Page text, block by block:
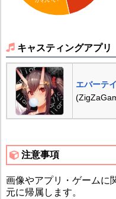
キャスティングアプリ
エバーテ
注意事項
画像やアプリ・ゲームに
元に帰属します。